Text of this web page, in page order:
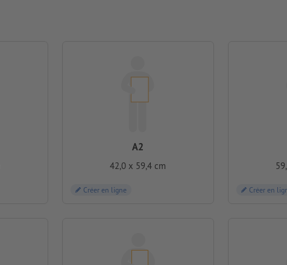
A2
42,0 x 59,4 cm
Créer en ligne Créer en